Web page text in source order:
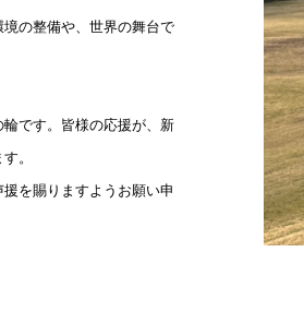
の整備や、世界の舞台で
です。皆様の応援が、新
。
を賜りますようお願い申